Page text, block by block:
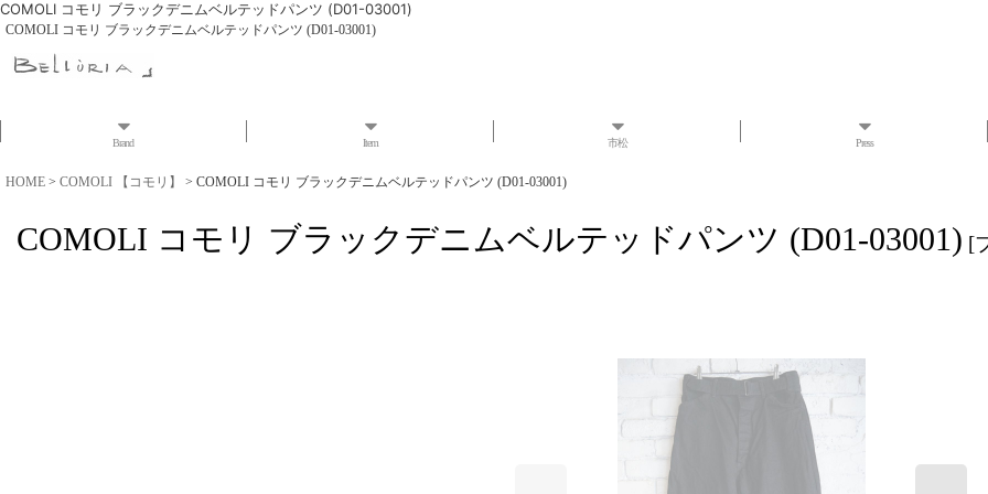
COMOLI コモリ ブラックデニムベルテッドパンツ (D01-03001)
COMOLI コモリ ブラックデニムベルテッドパンツ (D01-03001)
Brand Item 市松 Press
HOME > COMOLI 【コモリ】 > COMOLI コモリ ブラックデニムベルテッドパンツ (D01-03001)
COMOLI コモリ ブラックデニムベルテッドパンツ (D01-03001) [